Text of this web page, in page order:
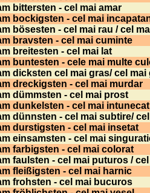
bittersten - cel mai amar
bockigsten - cel mai
bösesten - cel mai rau / cel
bravsten - cel mai cuminte
breitesten - cel mai lat
buntesten - cele mai multe
dicksten cel mai gras/ cel mai
dreckigsten - cel mai murdar
dümmsten - cel mai prost
dunkelsten - cel mai intunecat
dünnsten - cel mai subtire/
durstigsten - cel mai insetat
einsamsten - cel mai
farbigsten - cel mai colorat
faulsten - cel mai puturos /
fleißigsten - cel mai harnic
frohsten - cel mai bucuros